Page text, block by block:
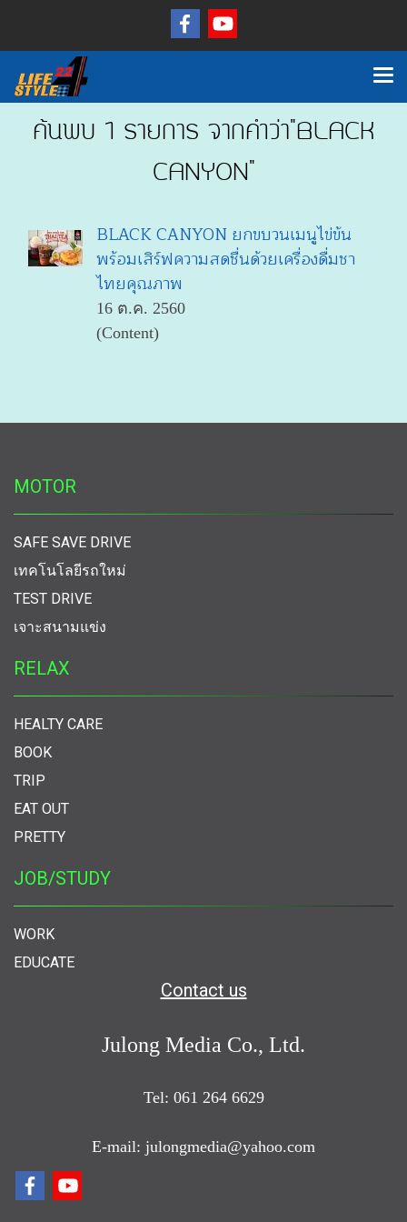
ค้นพบ 1 รายการ จากคำว่า"BLACK
CANYON"
BLACK CANYON ยกขบวนเมนูไข่ข้น
พร้อมเสิร์ฟความสดชื่นด้วยเครื่องดื่มชา
ไทยคุณภาพ
16 ต.ค. 2560
(Content)
MOTOR
SAFE SAVE DRIVE
เทคโนโลยีรถใหม่
TEST DRIVE
เจาะสนามแข่ง
RELAX
HEALTY CARE
BOOK
TRIP
EAT OUT
PRETTY
JOB/STUDY
WORK
EDUCATE
Contact us
Julong Media Co., Ltd.
Tel: 061 264 6629
E-mail: julongmedia@yahoo.com